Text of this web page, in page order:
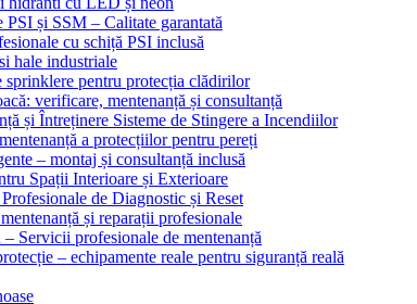
și SSM – Calitate garantată
cu schiță PSI inclusă
hale industriale
pentru protecția clădirilor
verificare, mentenanță și consultanță
și Întreținere Sisteme de Stingere a Incendiilor
a protecțiilor pentru pereți
– montaj și consultanță inclusă
Spații Interioare și Exterioare
de Diagnostic și Reset
și reparații profesionale
Servicii profesionale de mentenanță
– echipamente reale pentru siguranță reală